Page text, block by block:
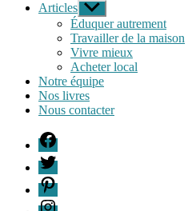
Articles Afficher
le
sous-
menu
Éduquer autrement
Travailler de la maison
Vivre mieux
Acheter local
Notre équipe
Nos livres
Nous contacter
F
T
P
I